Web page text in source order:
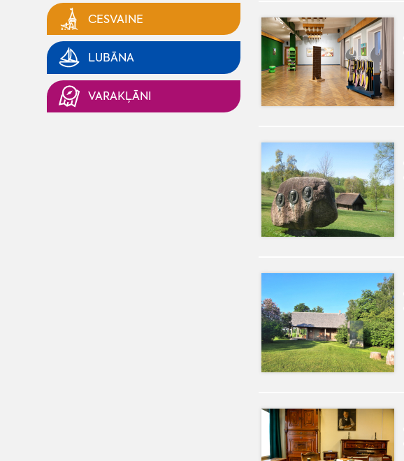
CESVAINE
LUBĀNA
VARAKĻĀNI